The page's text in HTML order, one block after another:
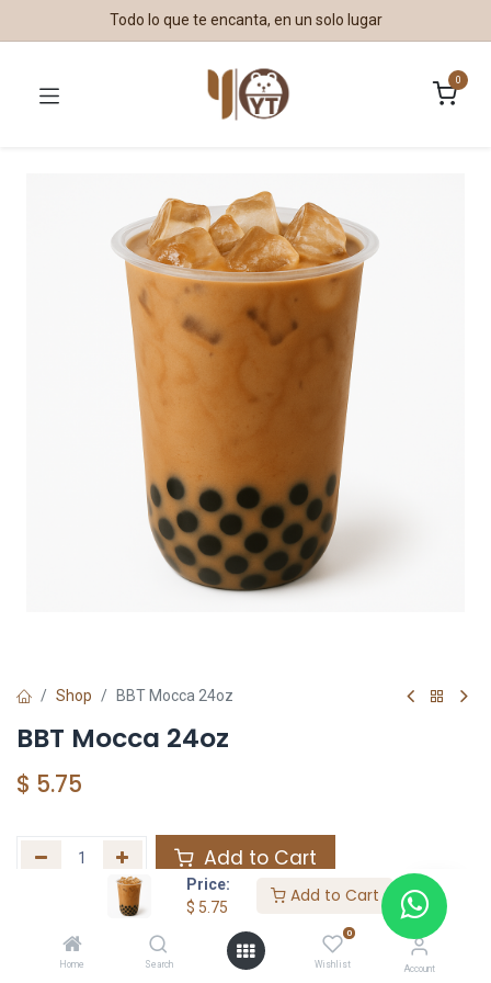
Price:
$ 5.75
Add to Cart
Home Search
0
Wishlist Account
Todo lo que te encanta, en un solo lugar
0
Shop BBT Mocca 24oz
BBT Mocca 24oz
$ 5.75
Add to Cart
Agregar a la lista de deseos
Share :